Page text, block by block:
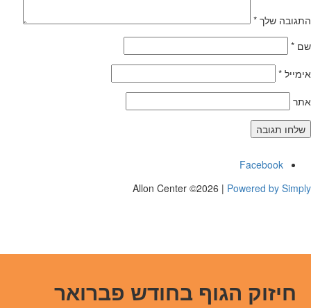
התגובה שלך *
שם *
אימייל *
אתר
Allon Center ©2026 | Powered by Simply
חיזוק הגוף בחודש פברואר